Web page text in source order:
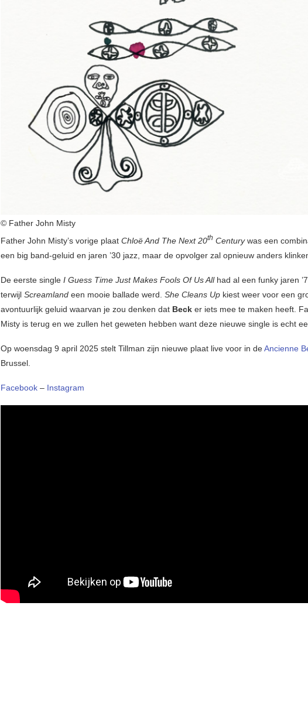
© Father John Misty
Father John Misty’s vorige plaat Chloë And The Next 20th Centurywas een
een big band-geluid en jaren ’30 jazz, maar de opvolger zal opnieuw anders
De eerste single I Guess Time Just Makes Fools Of Us Allhad al een funky jaren
terwijl Screamland een mooie ballade werd. She Cleans Up kiest weer voor een
avontuurlijk geluid waarvan je zou denken dat Beck er iets mee te maken heeft.
Misty is terug en we zullen het geweten hebben want deze nieuwe single is echt
Op woensdag 9 april 2025 stelt Tillman zijn nieuwe plaat live voor in deAncienne
Brussel.
Facebook – Instagram